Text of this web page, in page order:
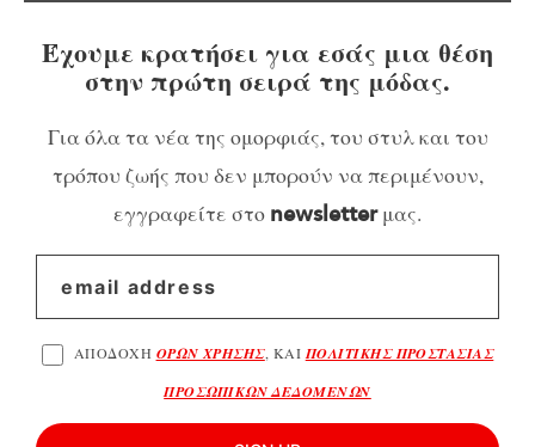
Έχουμε κρατήσει για εσάς μια θέση
στην πρώτη σειρά της μόδας.
Για όλα τα νέα της ομορφιάς, του στυλ και του
τρόπου ζωής που δεν μπορούν να περιμένουν,
εγγραφείτε στο newsletterμας.
ΑΠΟΔΟΧΗ ΟΡΩΝ ΧΡΗΣΗΣ, ΚΑΙ ΠΟΛΙΤΙΚΗΣ ΠΡΟΣΤΑΣΙΑΣ
ΠΡΟΣΩΠΙΚΩΝ ΔΕΔΟΜΕΝΩΝ